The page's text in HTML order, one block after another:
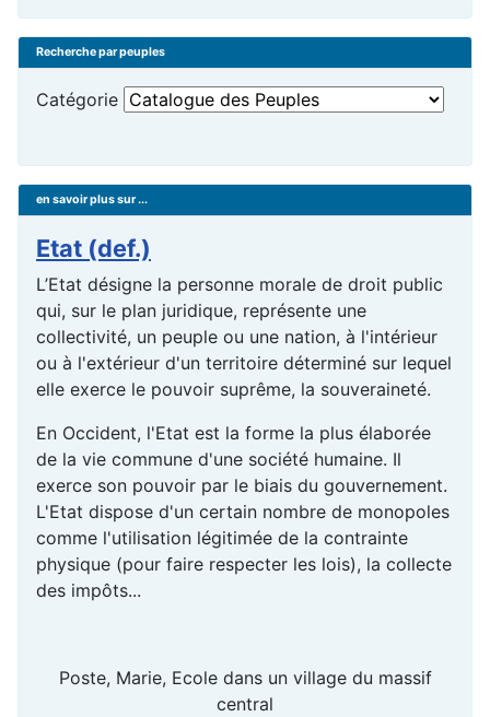
Recherche par peuples
Catégorie
en savoir plus sur ...
Etat (def.)
L’Etat désigne la personne morale de droit public
qui, sur le plan juridique, représente une
collectivité, un peuple ou une nation, à l'intérieur
ou à l'extérieur d'un territoire déterminé sur lequel
elle exerce le pouvoir suprême, la souveraineté.
En Occident, l'Etat est la forme la plus élaborée
de la vie commune d'une société humaine. Il
exerce son pouvoir par le biais du gouvernement.
L'Etat dispose d'un certain nombre de monopoles
comme l'utilisation légitimée de la contrainte
physique (pour faire respecter les lois), la collecte
des impôts...
Poste, Marie, Ecole dans un village du massif
central